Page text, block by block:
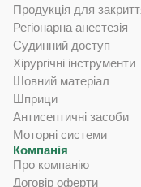
Хірургічні скальпелі
Хірургічний
багаторазового
Щипці хірургічні для
багаторазового
Щипці хірургічні
одноразового
Щипці хірургічні для
багаторазового
Щипці хірургічні
одноразового
Продукція для
Регіонарна анестезія
Судинний доступ
Хірургічні інструменти
Шовний матеріал
Шприци
Антисептичні засоби
Моторні системи
Компанія
Про компанію
Договір оферти